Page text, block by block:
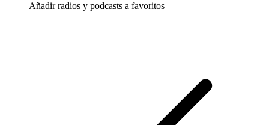
Añadir radios y podcasts a favoritos